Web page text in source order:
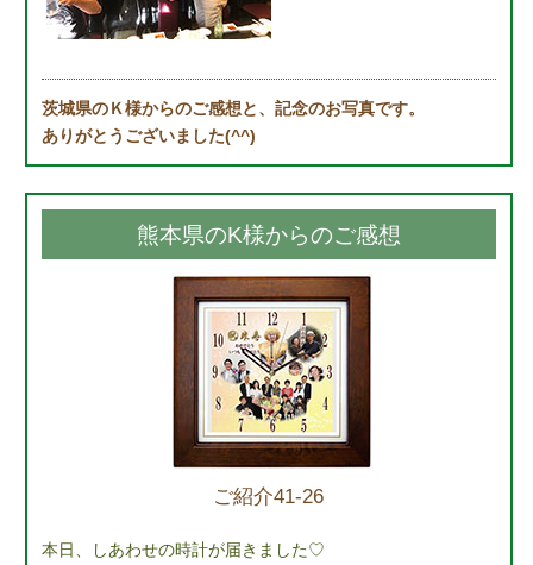
茨城県のＫ様からのご感想と、記念のお写真です。
ありがとうございました(^^)
熊本県のK様からのご感想
ご紹介41-26
本日、しあわせの時計が届きました♡